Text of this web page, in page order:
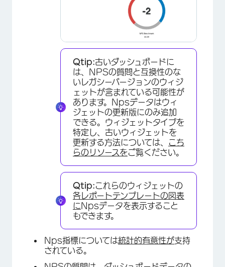
×
×
Qtip:古いダッシュボードに
は、NPSの質問と互換性のな
いレガシーバージョンのウィジ
ェットが含まれている可能性が
あります。Npsデータはウィ
ジェットの更新版にのみ追加
できる。ウィジェットタイプを
特定し、古いウィジェットを
更新する方法については、
こち
らのリソースをご覧ください。
Qtip:これらのウィジェットの
各レポートテンプレートの図表
に Npsデータを表示すること
もできます。
Nps指標については統計的有意性が支持
されている。